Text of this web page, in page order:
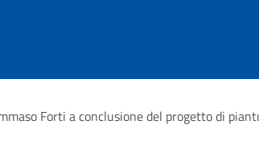
Forti a conclusione del progetto di